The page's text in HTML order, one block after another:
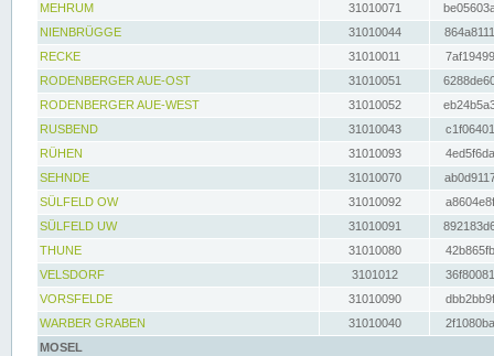
MEHRUM
31010071
NIENBRÜGGE
31010044
RECKE
31010011
RODENBERGER AUE-OST
31010051
RODENBERGER AUE-WEST
31010052
RUSBEND
31010043
RÜHEN
31010093
SEHNDE
31010070
SÜLFELD OW
31010092
SÜLFELD UW
31010091
THUNE
31010080
VELSDORF
3101012
VORSFELDE
31010090
WARBER GRABEN
31010040
MOSEL